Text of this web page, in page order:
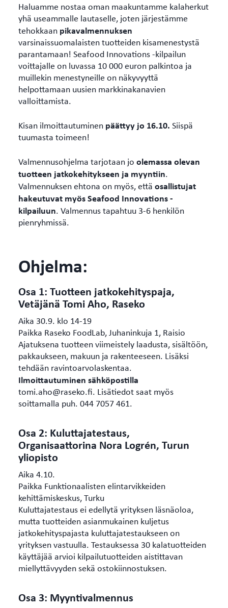
Haluamme nostaa oman maakuntamme kalaherkut
yhä useammalle lautaselle, joten järjestämme
tehokkaan pikavalmennuksen
varsinaissuomalaisten tuotteiden kisamenestystä
parantamaan! Seafood Innovations -kilpailun
voittajalle on luvassa 10 000 euron palkintoa ja
muillekin menestyneille on näkyvyyttä
helpottamaan uusien markkinakanavien
valloittamista.
Kisan ilmoittautuminen päättyy jo 16.10. Siispä
tuumasta toimeen!
Valmennusohjelma tarjotaan jo olemassa olevan
tuotteen jatkokehitykseen ja myyntiin.
Valmennuksen ehtona on myös, että osallistujat
hakeutuvat myös Seafood Innovations -
kilpailuun. Valmennus tapahtuu 3-6 henkilön
pienryhmissä.
Ohjelma:
Osa 1: Tuotteen jatkokehityspaja,
Vetäjänä Tomi Aho, Raseko
Aika 30.9. klo 14-19
Paikka Raseko FoodLab, Juhaninkuja 1, Raisio
Ajatuksena tuotteen viimeistely laadusta, sisältöön,
pakkaukseen, makuun ja rakenteeseen. Lisäksi
tehdään ravintoarvolaskentaa.
Ilmoittautuminen sähköpostilla
tomi.aho@raseko.fi. Lisätiedot saat myös
soittamalla puh. 044 7057 461.
Osa 2: Kuluttajatestaus,
Organisaattorina Nora Logrén, Turun
yliopisto
Aika 4.10.
Paikka Funktionaalisten elintarvikkeiden
kehittämiskeskus, Turku
Kuluttajatestaus ei edellytä yrityksen läsnäoloa,
mutta tuotteiden asianmukainen kuljetus
jatkokehityspajasta kuluttajatestaukseen on
yrityksen vastuulla. Testauksessa 30 kalatuotteiden
käyttäjää arvioi kilpailutuotteiden aistittavan
miellyttävyyden sekä ostokiinnostuksen.
Osa 3: Myyntivalmennus